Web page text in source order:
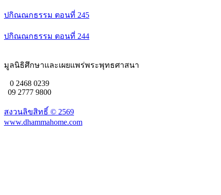
ปกิณณกธรรม ตอนที่ 245
ปกิณณกธรรม ตอนที่ 244
มูลนิธิศึกษาและเผยแพร่พระพุทธศาสนา
0 2468 0239
09 2777 9800
สงวนลิขสิทธิ์ © 2569
www.dhammahome.com